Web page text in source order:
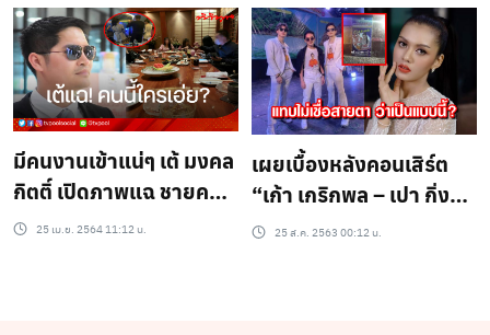
มีคนงานเข้าแน่ๆ เต้ มงคล
กิตติ์ เปิดภาพแฉ ชายคน
นึงกับสาวๆในห้อง VVIP
25 เม.ย. 2564 11:12 น.
เผยเบื้องหลังคอนเสิร์ต
“เก้า เกริกพล – เปา กิ่ง
กาญจน์” ทำไมถึงเป็น
25 ส.ค. 2563 00:12 น.